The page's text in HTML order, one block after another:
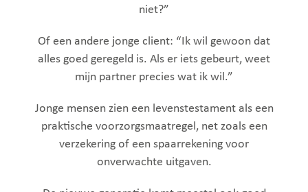
niet?”
Of een andere jonge client: “Ik wil gewoon dat
alles goed geregeld is. Als er iets gebeurt, weet
mijn partner precies wat ik wil.”
Jonge mensen zien een levenstestament als een
praktische voorzorgsmaatregel, net zoals een
verzekering of een spaarrekening voor
onverwachte uitgaven.